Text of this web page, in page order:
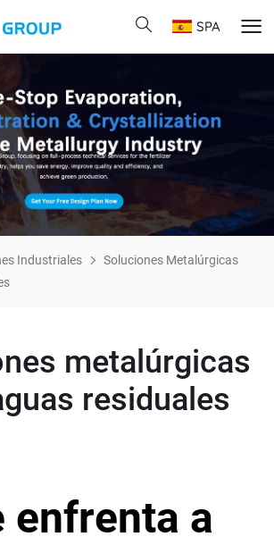
SPA
Industriales
Soluciones Metalúrgicas
metalúrgicas
residuales
enfrenta a